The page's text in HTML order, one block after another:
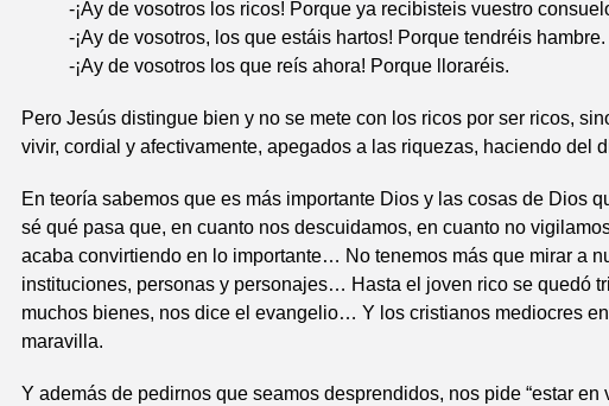
-¡Ay de vosotros los ricos! Porque ya recibisteis vuestro
-¡Ay de vosotros, los que estáis hartos! Porque tendréis hambre.
-¡Ay de vosotros los que reís ahora! Porque lloraréis.
Pero Jesús distingue bien y no se mete con los ricos por ser ricos,
vivir, cordial y afectivamente, apegados a las riquezas, haciendo del
En teoría sabemos que es más importante Dios y las cosas de Dios
sé qué pasa que, en cuanto nos descuidamos, en cuanto no
acaba convirtiendo en lo importante… No tenemos más que mirar a
instituciones, personas y personajes… Hasta el joven rico se quedó
muchos bienes, nos dice el evangelio… Y los cristianos mediocres
maravilla.
Y además de pedirnos que seamos desprendidos, nos pide “estar en